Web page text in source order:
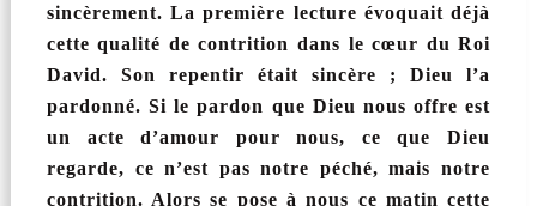
sincèrement. La première lecture évoquait déjà
cette qualité de contrition dans le cœur du Roi
David. Son repentir était sincère ; Dieu l’a
pardonné. Si le pardon que Dieu nous offre est
un acte d’amour pour nous, ce que Dieu
regarde, ce n’est pas notre péché, mais notre
contrition. Alors se pose à nous ce matin cette